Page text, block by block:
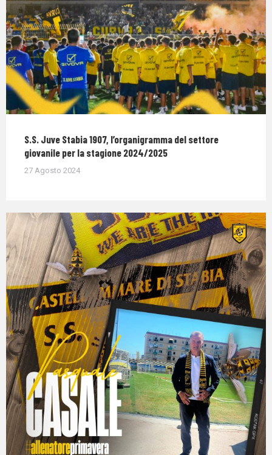
S.S. Juve Stabia 1907, l’organigramma del settore
giovanile per la stagione 2024/2025
27 Agosto 2024